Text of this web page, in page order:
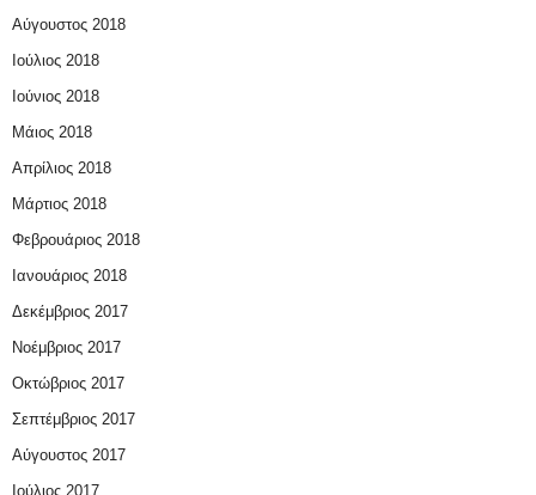
Αύγουστος 2018
Ιούλιος 2018
Ιούνιος 2018
Μάιος 2018
Απρίλιος 2018
Μάρτιος 2018
Φεβρουάριος 2018
Ιανουάριος 2018
Δεκέμβριος 2017
Νοέμβριος 2017
Οκτώβριος 2017
Σεπτέμβριος 2017
Αύγουστος 2017
Ιούλιος 2017